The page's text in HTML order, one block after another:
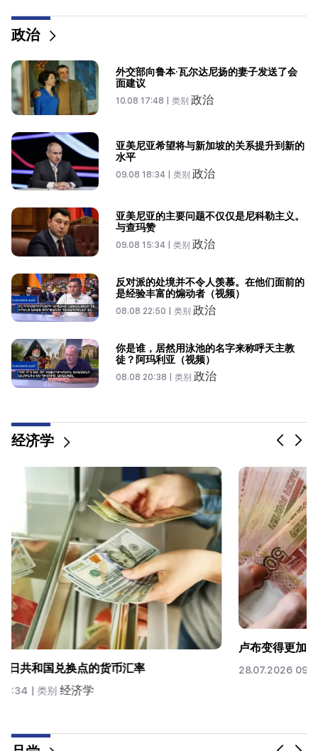
17:48 重要的
17:13
摩洛哥当局允许移民乘船越过西班牙边境
图片报：德国莱比锡机场一架无人机上发现 DNA 痕迹
15:51
Armen Ayvazyan 谈论他的书。 “弱小的盟友往往不
10:20
日本派出新飞机前往亚丁湾打击海盗
09:54
Hakob Badalyan：“犯罪情况没有改变，改变的只
是‘泡泡’和‘超级人’。”
政治
外交部向鲁本·瓦尔达尼扬的妻子发送了会
面建议
10.08 17:48 | 类别 政治
亚美尼亚希望将与新加坡的关系提升到新的
水平
09.08 18:34 | 类别 政治
亚美尼亚的主要问题不仅仅是尼科勒主义。
与查玛赞
09.08 15:34 | 类别 政治
反对派的处境并不令人羡慕。在他们面前的
是经验丰富的煽动者（视频）
08.08 22:50 | 类别 政治
你是谁，居然用泳池的名字来称呼天主教
徒？阿玛利亚（视频）
08.08 20:38 | 类别 政治
经济学
截至 7 月 27 日共和国兑换点的货币汇率
27.07.2026 09:42 |